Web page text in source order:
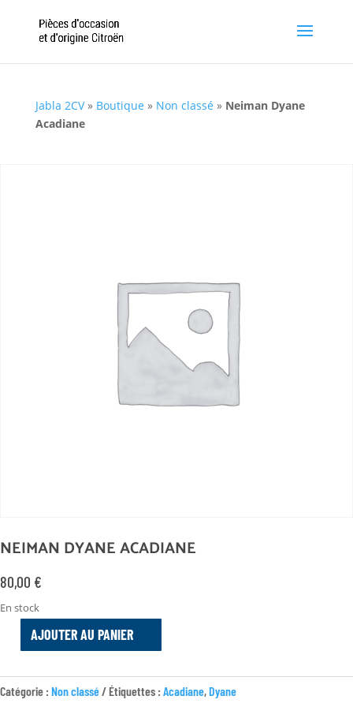
Jabla 2CV» Boutique » Non classé » Neiman Dyane
Acadiane
NEIMAN DYANE ACADIANE
80,00 €
En stock
QUANTITÉ
NEIMAN
DYANE
AJOUTER AU PANIER
Catégorie : Non classé Étiquettes : Acadiane,Dyane